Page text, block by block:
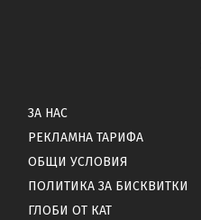
ЗА НАС
РЕКЛАМНА ТАРИФА
ОБЩИ УСЛОВИЯ
ПОЛИТИКА ЗА БИСКВИТКИ
ГЛОБИ ОТ КАТ